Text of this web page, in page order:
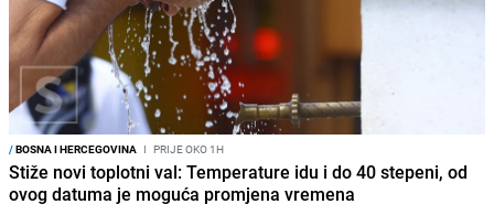
/BOSNA I HERCEGOVINA I PRIJE OKO 1H
Stiže novi toplotni val: Temperature idu i do 40 stepeni, od
ovog datuma je moguća promjena vremena